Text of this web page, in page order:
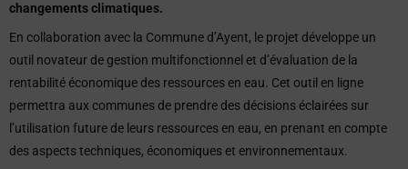
changements climatiques.
En collaboration avec la Commune d’Ayent, le projet développe un
outil novateur de gestion multifonctionnel et d’évaluation de la
rentabilité économique des ressources en eau. Cet outil en ligne
permettra aux communes de prendre des décisions éclairées sur
l’utilisation future de leurs ressources en eau, en prenant en compte
des aspects techniques, économiques et environnementaux.